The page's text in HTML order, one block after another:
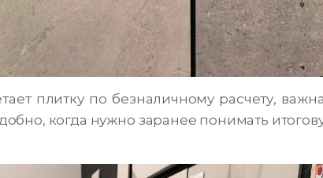
плитку по безналичному расчету,
когда нужно заранее понимать